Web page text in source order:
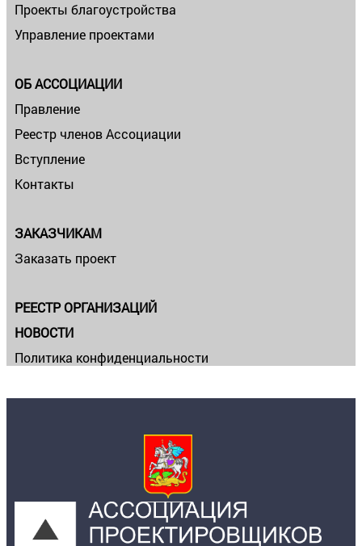
Проекты благоустройства
Управление проектами
ОБ АССОЦИАЦИИ
Правление
Реестр членов Ассоциации
Вступление
Контакты
ЗАКАЗЧИКАМ
Заказать проект
РЕЕСТР ОРГАНИЗАЦИЙ
НОВОСТИ
Политика конфиденциальности